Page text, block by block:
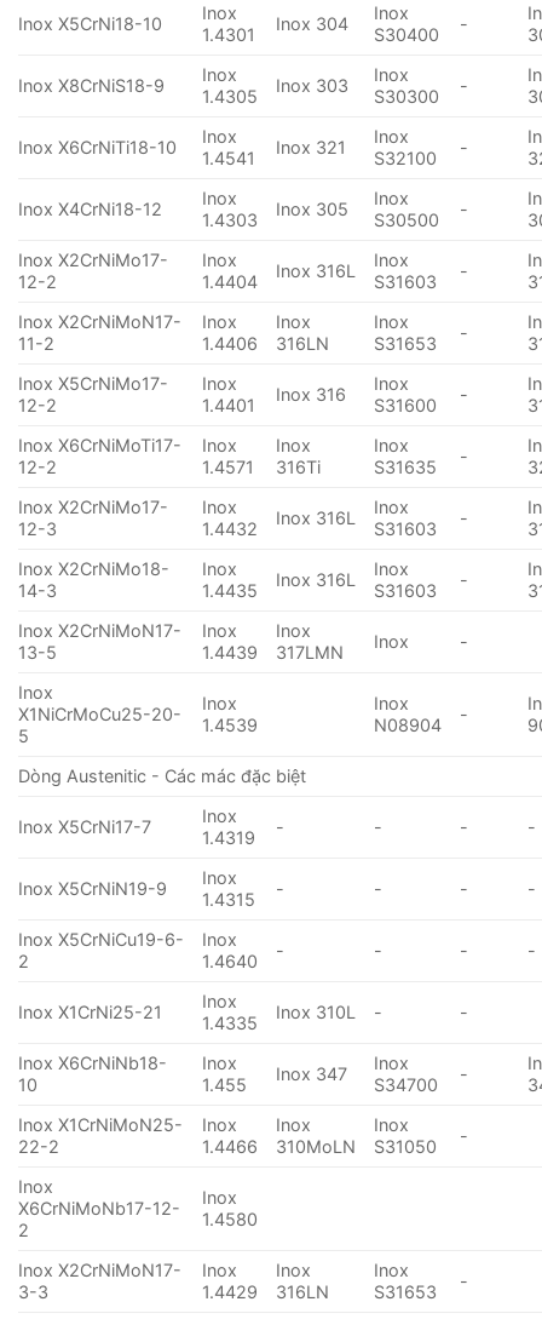
Inox X5CrNi18-10
Inox
1.4301
Inox 304
Inox
S30400
-
Inox X8CrNiS18-9
Inox
1.4305
Inox 303
Inox
S30300
-
Inox X6CrNiTi18-10
Inox
1.4541
Inox 321
Inox
S32100
-
Inox X4CrNi18-12
Inox
1.4303
Inox 305
Inox
S30500
-
Inox X2CrNiMo17-
12-2
Inox
1.4404
Inox 316L
Inox
S31603
-
Inox X2CrNiMoN17-
11-2
Inox
1.4406
Inox
316LN
Inox
S31653
-
Inox X5CrNiMo17-
12-2
Inox
1.4401
Inox 316
Inox
S31600
-
Inox X6CrNiMoTi17-
12-2
Inox
1.4571
Inox
316Ti
Inox
S31635
-
Inox X2CrNiMo17-
12-3
Inox
1.4432
Inox 316L
Inox
S31603
-
Inox X2CrNiMo18-
14-3
Inox
1.4435
Inox 316L
Inox
S31603
-
Inox X2CrNiMoN17-
13-5
Inox
1.4439
Inox
317LMN
Inox -
Inox
X1NiCrMoCu25-20-
5
Inox
1.4539
Inox
N08904
-
Dòng Austenitic - Các mác đặc biệt
Inox X5CrNi17-7
Inox
1.4319
- - - -
Inox X5CrNiN19-9
Inox
1.4315
- - - -
Inox X5CrNiCu19-6-
2
Inox
1.4640
- - - -
Inox X1CrNi25-21
Inox
1.4335
Inox 310L - -
Inox X6CrNiNb18-
10
Inox
1.455
Inox 347
Inox
S34700
-
Inox X1CrNiMoN25-
22-2
Inox
1.4466
Inox
310MoLN
Inox
S31050
-
Inox
X6CrNiMoNb17-12-
2
Inox
1.4580
Inox X2CrNiMoN17-
3-3
Inox
1.4429
Inox
316LN
Inox
S31653
-